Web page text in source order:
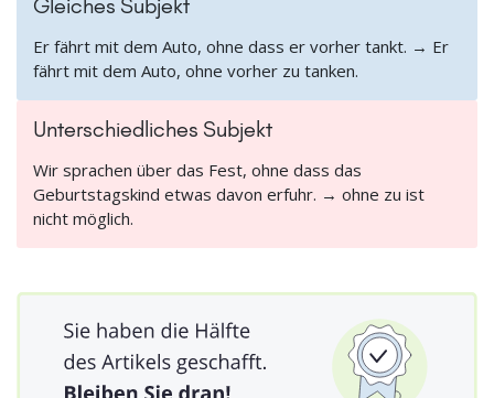
Gleiches Subjekt
Er fährt mit dem Auto, ohne dass er vorher tankt. → Er
fährt mit dem Auto, ohne vorher zu tanken.
Unterschiedliches Subjekt
Wir sprachen über das Fest, ohne dass das
Geburtstagskind etwas davon erfuhr. → ohne zu ist
nicht möglich.